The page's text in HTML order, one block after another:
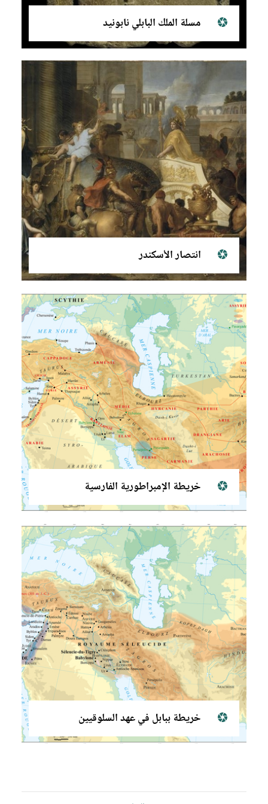
مسلة الملك البابلي نابونيد
انتصار الأسكندر
خريطة الإمبراطورية الفارسية
خريطة ببابل في عهد السلوقيين